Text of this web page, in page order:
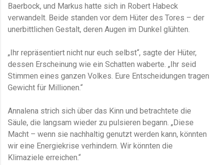
Baerbock, und Markus hatte sich in Robert Habeck
verwandelt. Beide standen vor dem Hüter des Tores – der
unerbittlichen Gestalt, deren Augen im Dunkel glühten.
„Ihr repräsentiert nicht nur euch selbst“, sagte der Hüter,
dessen Erscheinung wie ein Schatten waberte. „Ihr seid
Stimmen eines ganzen Volkes. Eure Entscheidungen tragen
Gewicht für Millionen.“
Annalena strich sich über das Kinn und betrachtete die
Säule, die langsam wieder zu pulsieren begann. „Diese
Macht – wenn sie nachhaltig genutzt werden kann, könnten
wir eine Energiekrise verhindern. Wir könnten die
Klimaziele erreichen.“